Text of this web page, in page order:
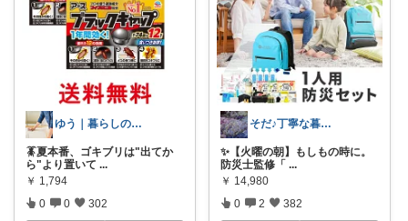
ゆう｜暮らしのお得術
🪳夏本番、ゴキブリは"出てか
ら"より置いて ...
￥ 1,794
0 0 302
そだ♪丁寧な暮らしに憧れるズボラ主婦
​✨【火曜の朝】もしもの時に。
防災士監修「 ...
￥ 14,980
0 2 382